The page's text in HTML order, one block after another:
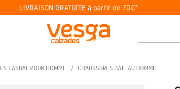
LIVRAISON GRATUITE à partir de 70€*
CASUAL POUR HOMME CHAUSSURES BATEAU HOMME